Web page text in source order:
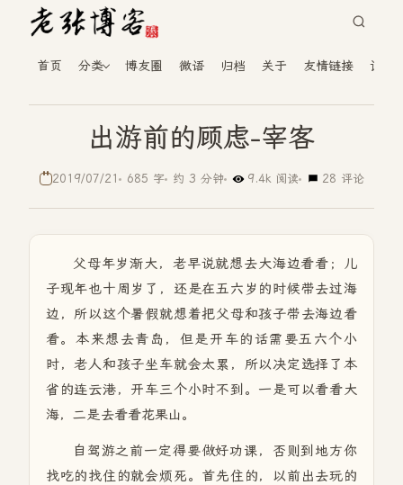
首页 分类 博友圈 微语 归档 关于 友情链接 读者
出游前的顾虑-宰客
2019/07/21 685 字 约 3 分钟 9.4k 阅读 28 评论
父母年岁渐大，老早说就想去大海边看看；儿
子现年也十周岁了，还是在五六岁的时候带去过海
边，所以这个暑假就想着把父母和孩子带去海边看
看。本来想去青岛，但是开车的话需要五六个小
时，老人和孩子坐车就会太累，所以决定选择了本
省的连云港，开车三个小时不到。一是可以看看大
海，二是去看看花果山。
自驾游之前一定得要做好功课，否则到地方你
找吃的找住的就会烦死。首先住的，以前出去玩的